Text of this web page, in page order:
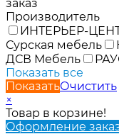
заказ
Производитель
ИНТЕРЬЕР-
Сурская мебель
ДСВ Мебель
Показать все
ПоказатьОчистить
×
Товар в корзине!
Оформление